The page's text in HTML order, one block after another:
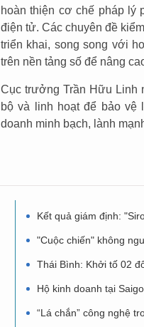
hoàn thiện cơ chế pháp lý
điện tử. Các chuyên đề
triển khai, song song với
trên nền tảng số để nâng
Cục trưởng Trần Hữu Linh
bộ và linh hoạt để bảo
doanh minh bạch, lành
Kết quả giám định:
"Cuộc chiến" không
Thái Bình: Khởi tố 02
Hộ kinh doanh tại
“Lá chắn” công nghệ